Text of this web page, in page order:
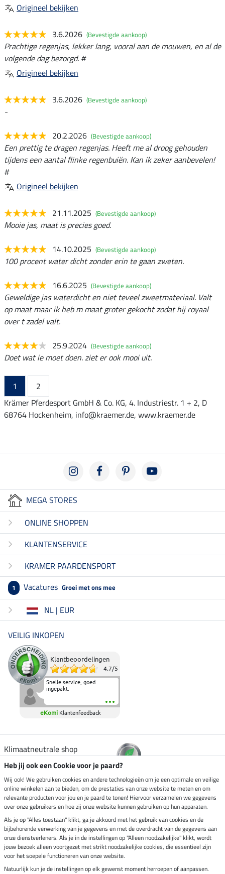
Origineel bekijken
3.6.2026 (Bevestigde aankoop)
Prachtige regenjas, lekker lang, vooral aan de mouwen, en al de
volgende dag bezorgd. #
Origineel bekijken
3.6.2026 (Bevestigde aankoop)
-
20.2.2026 (Bevestigde aankoop)
Een prettig te dragen regenjas. Heeft me al droog gehouden
tijdens een aantal flinke regenbuiën. Kan ik zeker aanbevelen!
#
Origineel bekijken
21.11.2025 (Bevestigde aankoop)
Mooie jas, maat is precies goed.
14.10.2025 (Bevestigde aankoop)
100 procent water dicht zonder erin te gaan zweten.
16.6.2025 (Bevestigde aankoop)
Geweldige jas waterdicht en niet teveel zweetmateriaal. Valt
op maat maar ik heb m maat groter gekocht zodat hij royaal
over t zadel valt.
25.9.2024 (Bevestigde aankoop)
Doet wat ie moet doen. ziet er ook mooi uit.
1
2
Krämer Pferdesport GmbH & Co. KG, 4. Industriestr. 1 + 2, D
68764 Hockenheim, info@kraemer.de, www.kraemer.de
MEGA STORES
ONLINE SHOPPEN
KLANTENSERVICE
KRAMER PAARDENSPORT
1 Vacatures Groei met ons mee
NL | EUR
VEILIG INKOPEN
Klantbeoordelingen
4.7/5
Snelle service, goed
ingepakt.
eKomi Klantenfeedback
Klimaatneutrale shop
Verzending per
Veilig betalen met
Impressum
Heb jij ook een Cookie voor je paard?
Wij ook! We gebruiken cookies en andere technologieën om je een optimale en veilige
online winkelen aan te bieden, om de prestaties van onze website te meten en om
relevante producten voor jou en je paard te tonen! Hiervoor verzamelen we gegevens
over onze gebruikers en hoe zij onze website kunnen gebruiken op hun apparaten.
Als je op "Alles toestaan" klikt, ga je akkoord met het gebruik van cookies en de
bijbehorende verwerking van je gegevens en met de overdracht van de gegevens aan
onze dienstverleners. Als je in de instellingen op "Alleen noodzakelijke" klikt, wordt
jouw bezoek alleen voortgezet met strikt noodzakelijke cookies, die essentieel zijn
voor het soepele functioneren van onze website.
Natuurlijk kun je de instellingen op elk gewenst moment herroepen of aanpassen.